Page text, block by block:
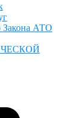
Закона АТО